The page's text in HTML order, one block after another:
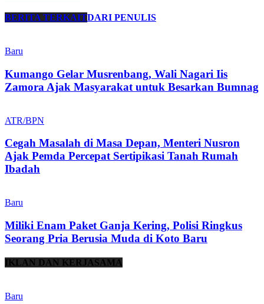
BERITA TERKAITDARI PENULIS
Baru
Kumango Gelar Musrenbang, Wali Nagari Iis
Zamora Ajak Masyarakat untuk Besarkan Bumnag
ATR/BPN
Cegah Masalah di Masa Depan, Menteri Nusron
Ajak Pemda Percepat Sertipikasi Tanah Rumah
Ibadah
Baru
Miliki Enam Paket Ganja Kering, Polisi Ringkus
Seorang Pria Berusia Muda di Koto Baru
IKLAN DAN KERJASAMA
Baru